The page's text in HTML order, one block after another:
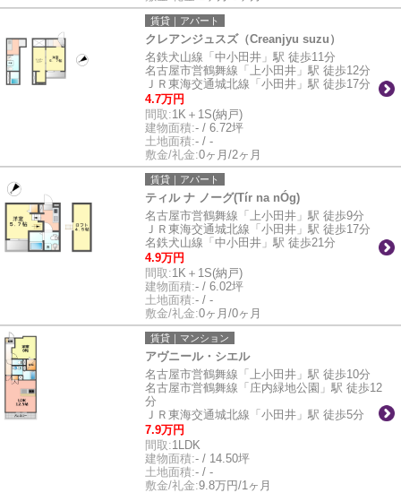
賃貸｜アパート
クレアンジュスズ（Creanjyu suzu）
名鉄犬山線「中小田井」駅 徒歩11分
名古屋市営鶴舞線「上小田井」駅 徒歩12分
ＪＲ東海交通城北線「小田井」駅 徒歩17分
4.7万円
間取:1K＋1S(納戸)
建物面積:- / 6.72坪
土地面積:- / -
敷金/礼金:0ヶ月/2ヶ月
賃貸｜アパート
ティル ナ ノーグ(Tír na nÓg)
名古屋市営鶴舞線「上小田井」駅 徒歩9分
ＪＲ東海交通城北線「小田井」駅 徒歩17分
名鉄犬山線「中小田井」駅 徒歩21分
4.9万円
間取:1K＋1S(納戸)
建物面積:- / 6.02坪
土地面積:- / -
敷金/礼金:0ヶ月/0ヶ月
賃貸｜マンション
アヴニール・シエル
名古屋市営鶴舞線「上小田井」駅 徒歩10分
名古屋市営鶴舞線「庄内緑地公園」駅 徒歩12
分
ＪＲ東海交通城北線「小田井」駅 徒歩5分
7.9万円
間取:1LDK
建物面積:- / 14.50坪
土地面積:- / -
敷金/礼金:9.8万円/1ヶ月